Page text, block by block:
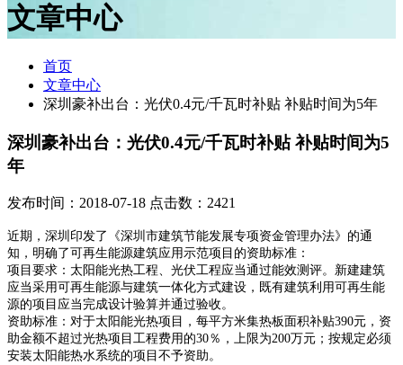
文章中心
首页
文章中心
深圳豪补出台：光伏0.4元/千瓦时补贴 补贴时间为5年
深圳豪补出台：光伏0.4元/千瓦时补贴 补贴时间为5
年
发布时间：2018-07-18 点击数：2421
近期，深圳印发了《深圳市建筑节能发展专项资金管理办法》的通
知，明确了可再生能源建筑应用示范项目的资助标准：
项目要求：太阳能光热工程、光伏工程应当通过能效测评。新建建筑
应当采用可再生能源与建筑一体化方式建设，既有建筑利用可再生能
源的项目应当完成设计验算并通过验收。
资助标准：对于太阳能光热项目，每平方米集热板面积补贴390元，资
助金额不超过光热项目工程费用的30％，上限为200万元；按规定必须
安装太阳能热水系统的项目不予资助。